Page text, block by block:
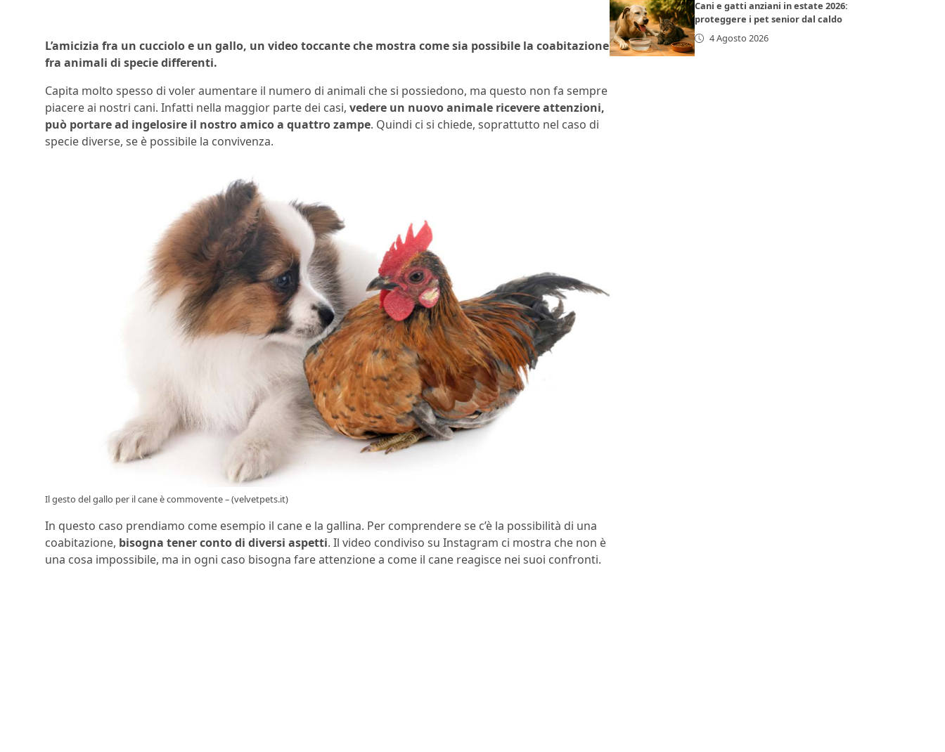
L’amicizia fra un cucciolo e un gallo, un video toccante che mostra come sia possibile la coabitazione
fra animali di specie differenti.
Capita molto spesso di voler aumentare il numero di animali che si possiedono, ma questo non fa sempre
piacere ai nostri cani. Infatti nella maggior parte dei casi, vedere un nuovo animale ricevere attenzioni,
può portare ad ingelosire il nostro amico a quattro zampe. Quindi ci si chiede, soprattutto nel caso di
specie diverse, se è possibile la convivenza.
Il gesto del gallo per il cane è commovente – (velvetpets.it)
In questo caso prendiamo come esempio il cane e la gallina. Per comprendere se c’è la possibilità di una
coabitazione, bisogna tener conto di diversi aspetti. Il video condiviso su Instagram ci mostra che non è
una cosa impossibile, ma in ogni caso bisogna fare attenzione a come il cane reagisce nei suoi confronti.
Cani e gatti anziani in estate 2026:
proteggere i pet senior dal caldo
4 Agosto 2026